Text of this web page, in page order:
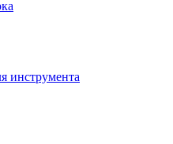
инструмента